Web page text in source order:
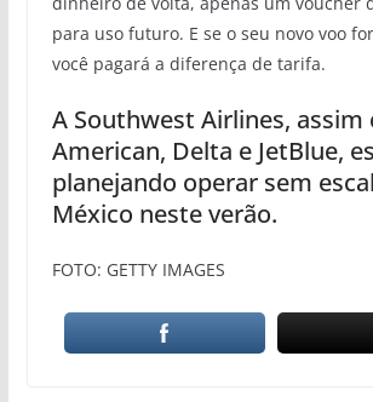
para uso futuro. E se o seu novo voo
você pagará a diferença de tarifa.
A Southwest Airlines, assim
American, Delta e JetBlue,
planejando operar sem
México neste verão.
FOTO: GETTY IMAGES